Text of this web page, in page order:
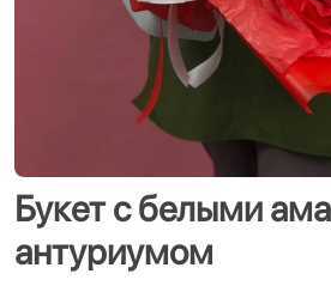
Букет с белыми
антуриумом